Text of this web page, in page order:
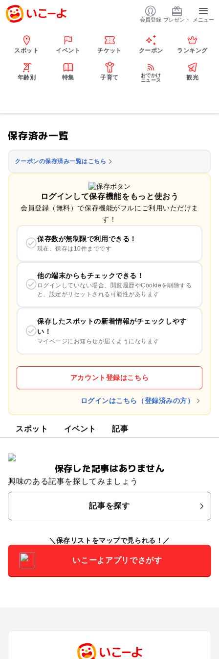
会員登録 プレゼント メニュー
スポット イベント チケット クーポン ランキング
年齢別 特集 子育て
おでかけ
ニュース
観光
保存済み一覧
クーポンの保存済み一覧はこちら
ログインして保存機能をもっと使おう
会員登録（無料）で保存機能がフルにご利用いただけま
す！
保存数が無制限で利用できる！
現在、保存は10件までです
他の端末からもチェックできる！
ログインしていない場合、閲覧履歴やCookieを削除する
と、設定がリセットされる可能性があります
保存したスポットの新着情報がチェックしやす
い！
マイページにお知らせが届くようになります
アカウント登録はこちら
ログインはこちら（登録済みの方）
スポット イベント 記事
保存した記事はありません
興味のある記事を探してみましょう
記事を探す
保存リストをマップで見られる！
いこーよアプリでさがす